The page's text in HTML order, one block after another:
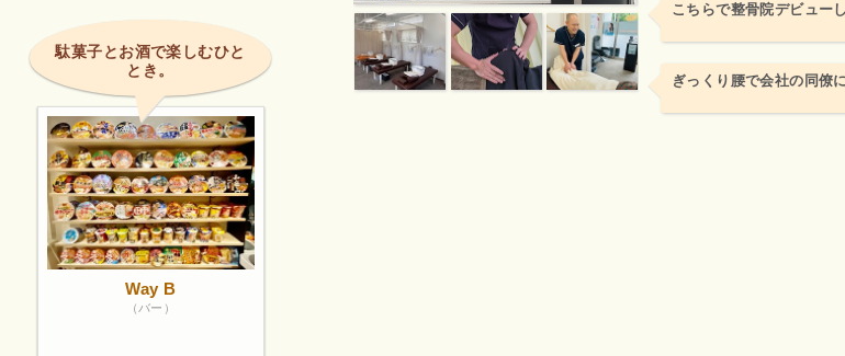
こちらで整骨院デビュー
ぎっくり腰で会社の同僚
駄菓子とお酒で楽しむひと
とき。
Way B
（バー）